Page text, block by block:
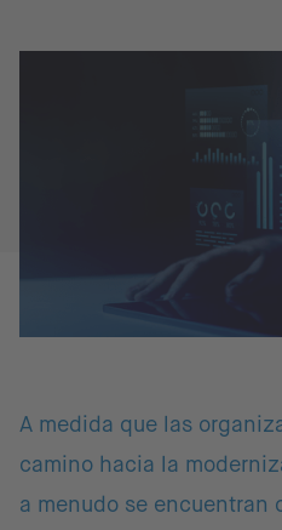
A medida que las
camino hacia la
a menudo se encuentran